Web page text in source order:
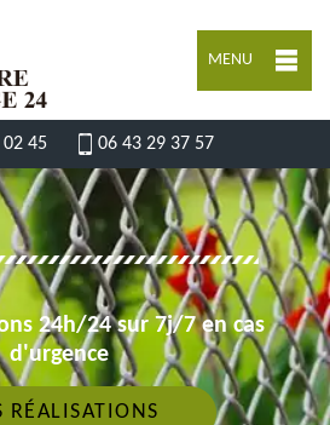
MENU
45 06 43 29 37 57
24h/24 sur 7j/7 en cas
d'urgence
RÉALISATIONS